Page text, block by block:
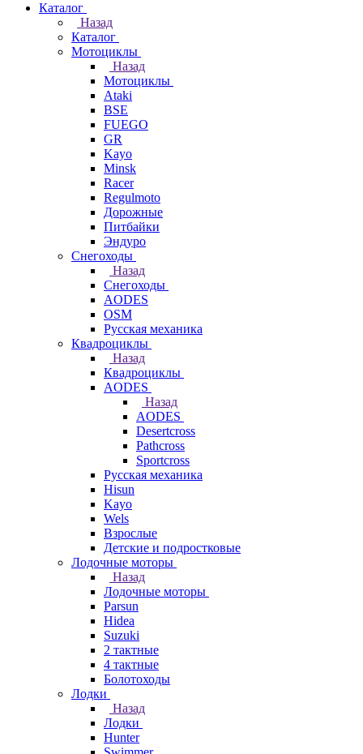
Каталог
Назад
Каталог
Мотоциклы
Назад
Мотоциклы
Ataki
BSE
FUEGO
GR
Kayo
Minsk
Racer
Regulmoto
Дорожные
Питбайки
Эндуро
Снегоходы
Назад
Снегоходы
AODES
OSM
Русская механика
Квадроциклы
Назад
Квадроциклы
AODES
Назад
AODES
Desertcross
Pathcross
Sportcross
Русская механика
Hisun
Kayo
Wels
Взрослые
Детские и подростковые
Лодочные моторы
Назад
Лодочные моторы
Parsun
Hidea
Suzuki
2 тактные
4 тактные
Болотоходы
Лодки
Назад
Лодки
Hunter